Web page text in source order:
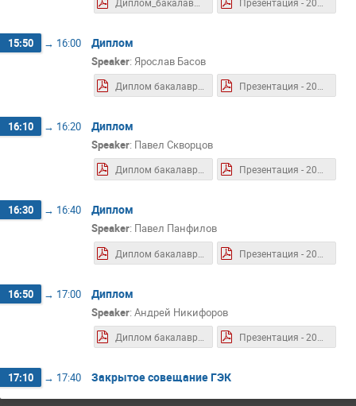
15:50 → 16:00 Диплом
Speaker: Ярослав Басов
16:10 → 16:20 Диплом
Speaker: Павел Скворцов
Диплом бакалавра - 2026.06 - Скворцов П.А.pdf Презентация - 2026.06 - Скворцов П.А.pdf
16:30 → 16:40 Диплом
Speaker: Павел Панфилов
16:50 → 17:00 Диплом
Speaker: Андрей Никифоров
17:10 → 17:40 Закрытое совещание ГЭК